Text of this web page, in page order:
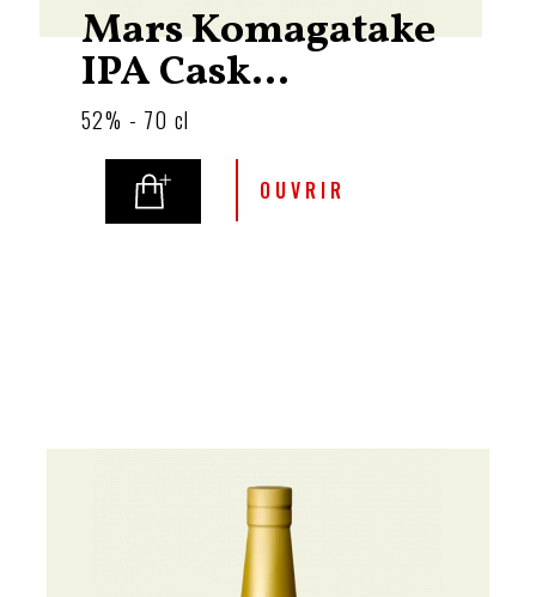
Mars Komagatake
IPA Cask...
52% - 70 cl
OUVRIR